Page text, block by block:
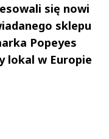
się nowi
sklepu
Popeyes
lokal w Europie